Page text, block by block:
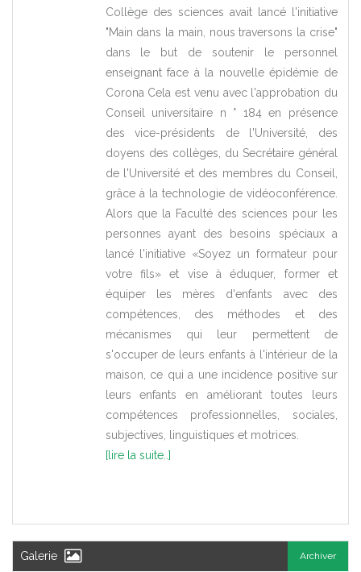
Collège des sciences avait lancé l'initiative
"Main dans la main, nous traversons la crise"
dans le but de soutenir le personnel
enseignant face à la nouvelle épidémie de
Corona Cela est venu avec l'approbation du
Conseil universitaire n ° 184 en présence
des vice-présidents de l'Université, des
doyens des collèges, du Secrétaire général
de l'Université et des membres du Conseil,
grâce à la technologie de vidéoconférence.
Alors que la Faculté des sciences pour les
personnes ayant des besoins spéciaux a
lancé l'initiative «Soyez un formateur pour
votre fils» et vise à éduquer, former et
équiper les mères d'enfants avec des
compétences, des méthodes et des
mécanismes qui leur permettent de
s'occuper de leurs enfants à l'intérieur de la
maison, ce qui a une incidence positive sur
leurs enfants en améliorant toutes leurs
compétences professionnelles, sociales,
subjectives, linguistiques et motrices.
[lire la suite..]
Galerie Archiver